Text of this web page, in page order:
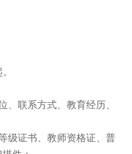
、联系方式、教育经历、
级证书、教师资格证、普